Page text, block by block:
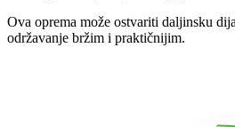
Ova oprema može ostvariti daljinsku
održavanje bržim i praktičnijim.